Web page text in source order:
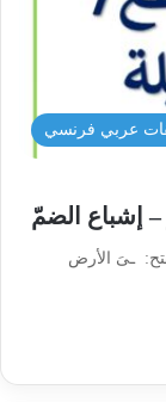
عربي فرنسي
– إشباع الضمّ
ـىَ الأرض